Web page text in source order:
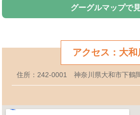
グーグルマップで
アクセス：大和
住所：242-0001 神奈川県大和市下鶴